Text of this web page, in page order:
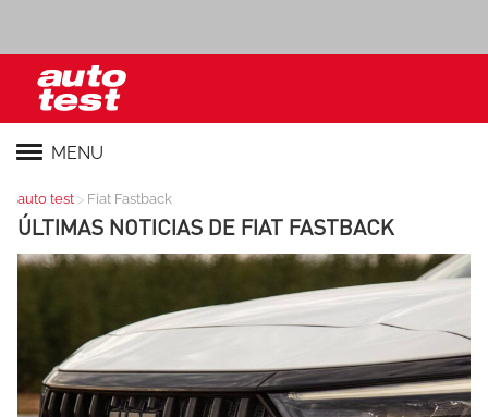
MENU
auto test > Fiat Fastback
ÚLTIMAS NOTICIAS DE FIAT FASTBACK